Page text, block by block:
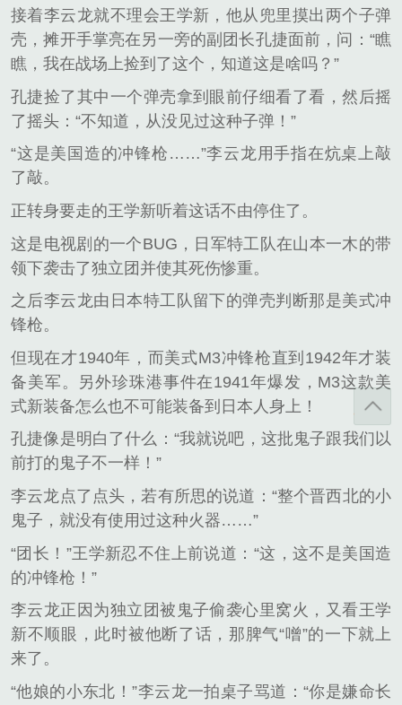
接着李云龙就不理会王学新，他从兜里摸出两个子弹
壳，摊开手掌亮在另一旁的副团长孔捷面前，问：“瞧
瞧，我在战场上捡到了这个，知道这是啥吗？”
孔捷捡了其中一个弹壳拿到眼前仔细看了看，然后摇
了摇头：“不知道，从没见过这种子弹！”
“这是美国造的冲锋枪……”李云龙用手指在炕桌上敲
了敲。
正转身要走的王学新听着这话不由停住了。
这是电视剧的一个BUG，日军特工队在山本一木的带
领下袭击了独立团并使其死伤惨重。
之后李云龙由日本特工队留下的弹壳判断那是美式冲
锋枪。
但现在才1940年，而美式M3冲锋枪直到1942年才装
备美军。另外珍珠港事件在1941年爆发，M3这款美
式新装备怎么也不可能装备到日本人身上！
孔捷像是明白了什么：“我就说吧，这批鬼子跟我们以
前打的鬼子不一样！”
李云龙点了点头，若有所思的说道：“整个晋西北的小
鬼子，就没有使用过这种火器……”
“团长！”王学新忍不住上前说道：“这，这不是美国造
的冲锋枪！”
李云龙正因为独立团被鬼子偷袭心里窝火，又看王学
新不顺眼，此时被他断了话，那脾气“噌”的一下就上
来了。
“他娘的小东北！”李云龙一拍桌子骂道：“你是嫌命长